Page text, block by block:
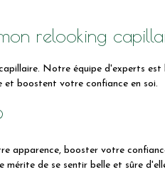
relooking
Notre équipe d'experts
et boostent votre confiance en soi.
booster votre
de se sentir belle et sûre